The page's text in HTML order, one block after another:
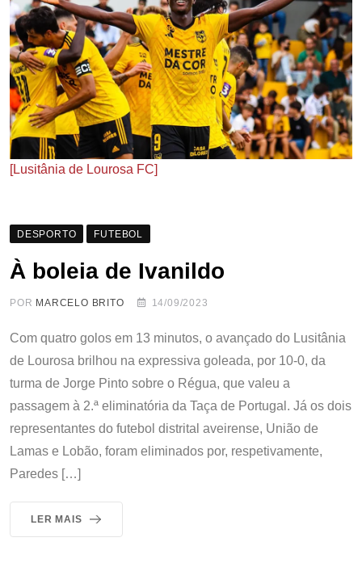
[Lusitânia de Lourosa FC]
DESPORTO FUTEBOL
À boleia de Ivanildo
POR MARCELO BRITO 14/09/2023
Com quatro golos em 13 minutos, o avançado do Lusitânia
de Lourosa brilhou na expressiva goleada, por 10-0, da
turma de Jorge Pinto sobre o Régua, que valeu a
passagem à 2.ª eliminatória da Taça de Portugal. Já os dois
representantes do futebol distrital aveirense, União de
Lamas e Lobão, foram eliminados por, respetivamente,
Paredes […]
LER MAIS